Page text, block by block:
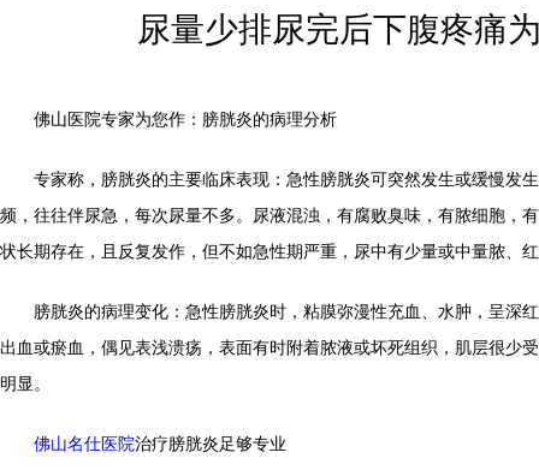
尿量少排尿完后下腹疼痛
佛山医院专家为您作：膀胱炎的病理分析
专家称，膀胱炎的主要临床表现：急性膀胱炎可突然发生或缓慢发
频，往往伴尿急，每次尿量不多。尿液混浊，有腐败臭味，有脓细胞，
状长期存在，且反复发作，但不如急性期严重，尿中有少量或中量脓、
膀胱炎的病理变化：急性膀胱炎时，粘膜弥漫性充血、水肿，呈深
出血或瘀血，偶见表浅溃疡，表面有时附着脓液或坏死组织，肌层很少
明显。
佛山名仕医院治疗膀胱炎足够专业